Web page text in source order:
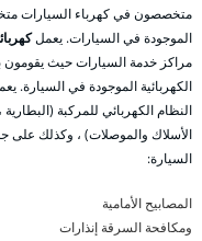
متخصصون في كهرباء السيارات
الموجودة في السيارات. يعمل
مراكز خدمة السيارات حيث يقومون
الكهربائية الموجودة في السيارة.
النظام الكهربائي للمركبة
الأسلاك والموصلات) ، وكذلك على
السيارة:
المصابيح الأمامية
ومكافحة السرقة إنذارات